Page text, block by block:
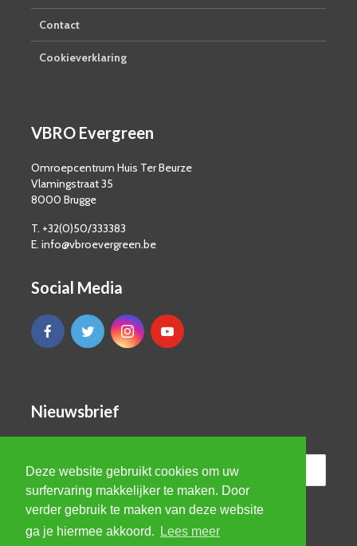
Deze website gebruikt cookies om uw
surfervaring makkelijker te maken. Door
verder gebruik te maken van deze website
ga je hiermee akkoord.
Lees meer
Contact
Cookieverklaring
VBRO Evergreen
Omroepcentrum Huis Ter Beurze
Vlamingstraat 35
8000 Brugge
T. +32(0)50/333383
E. info@vbroevergreen.be
Social Media
Nieuwsbrief